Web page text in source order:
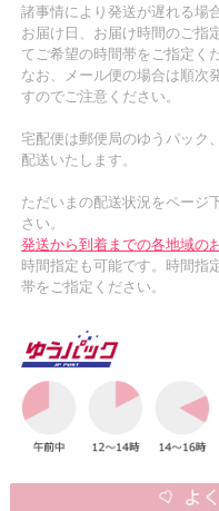
諸事情により発送が遅れる場
お届け日、お届け時間のご指
てご希望の時間帯をご指定く
なお、メール便の場合は順次
すのでご注意ください。
宅配便は郵便局のゆうパック
配送いたします。
ただいまの配送状況をページ
さい。
発送から到着までの各地域の
時間指定も可能です。時間指
帯をご指定ください。